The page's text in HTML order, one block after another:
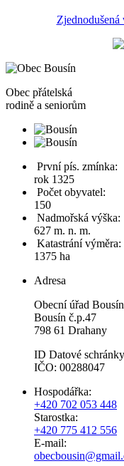
Zjednodušená
Obec přátelská
rodině a seniorům
První pís. zmínka:
rok 1325
Počet obyvatel:
150
Nadmořská výška:
627 m. n. m.
Katastrání výměra:
1375 ha
Adresa
Obecní úřad Bousín
Bousín č.p.47
798 61 Drahany
ID Datové
IČO: 00288047
Hospodářka:
+420 702 053 448
Starostka:
+420 775 412 556
E-mail: